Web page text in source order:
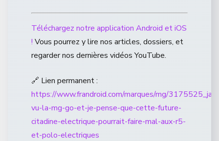
Téléchargez notre application Android et iOS
! Vous pourrez y lire nos articles, dossiers, et
regarder nos dernières vidéos YouTube.
🔗 Lien permanent :
https://www.frandroid.com/marques/mg/3175525_jai-
vu-la-mg-go-et-je-pense-que-cette-future-
citadine-electrique-pourrait-faire-mal-aux-r5-
et-polo-electriques